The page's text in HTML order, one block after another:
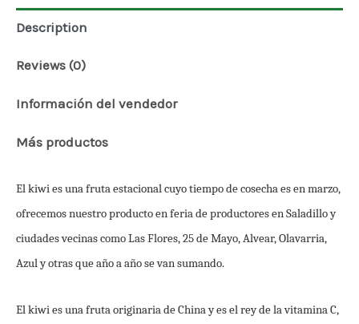
Description
Reviews (0)
Información del vendedor
Más productos
El kiwi es una fruta estacional cuyo tiempo de cosecha es en marzo,
ofrecemos nuestro producto en feria de productores en Saladillo y
ciudades vecinas como Las Flores, 25 de Mayo, Alvear, Olavarria,
Azul y otras que año a año se van sumando.
El kiwi es una fruta originaria de China y es el rey de la vitamina C,